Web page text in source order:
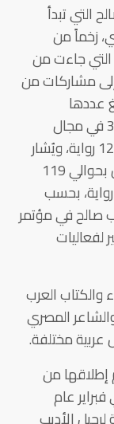
التي تبدأ
الجاري، زخماً من
التي جاءت من
إلى مشاركات من
عددها
الإجمالي حوالي 708 عمل أدبي منها 335 في مجال
الشعر، 253 في مجال القصة القصيرة و120 رواية، ويُشار
إلى أن المشاركة الأكبر كانت من السودان بحوالي 119
عمل شعري و83 مجموعة قصصية و36 رواية، بحسب
صالح في مؤتمر
والكتاب العرب
المصري
مختلفة.
إطلاقها من
عام